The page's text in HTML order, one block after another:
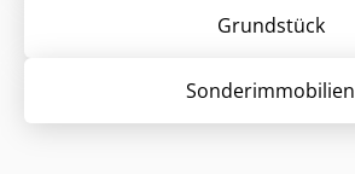
Grund­stück
Sonder­immobilien